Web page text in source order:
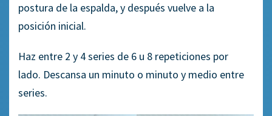
postura de la espalda,y después vuelve a la
posición inicial.
Haz entre 2 y 4 series de 6 u 8 repeticiones por
lado. Descansa un minuto o minuto y medio entre
series.